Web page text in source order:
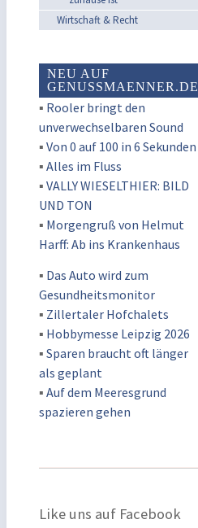
Wirtschaft & Recht
NEU AUF
GENUSSMAENNER.DE
▪ Rooler bringt den
unverwechselbaren Sound
▪ Von 0 auf 100 in 6 Sekunden
▪ Alles im Fluss
▪ VALLY WIESELTHIER: BILD
UND TON
▪ Morgengruß von Helmut
Harff: Ab ins Krankenhaus
▪ Das Auto wird zum
Gesundheitsmonitor
▪ Zillertaler Hofchalets
▪ Hobbymesse Leipzig 2026
▪ Sparen braucht oft länger
als geplant
▪ Auf dem Meeresgrund
spazieren gehen
Like uns auf Facebook